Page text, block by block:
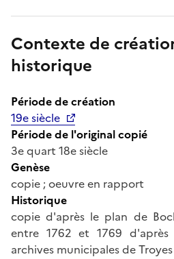
Contexte de
historique
Période de création
19e siècle
Période de l'original copié
3e quart 18e siècle
Genèse
copie ; oeuvre en rapport
Historique
copie d'après le plan de
entre 1762 et 1769
archives municipales de Troyes